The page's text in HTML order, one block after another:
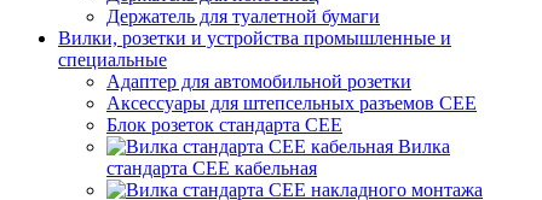
Держатель для туалетной бумаги
Вилки, розетки и устройства промышленные и
специальные
Адаптер для автомобильной розетки
Аксессуары для штепсельных разъемов CEE
Блок розеток стандарта CEE
Вилка
стандарта CEE кабельная